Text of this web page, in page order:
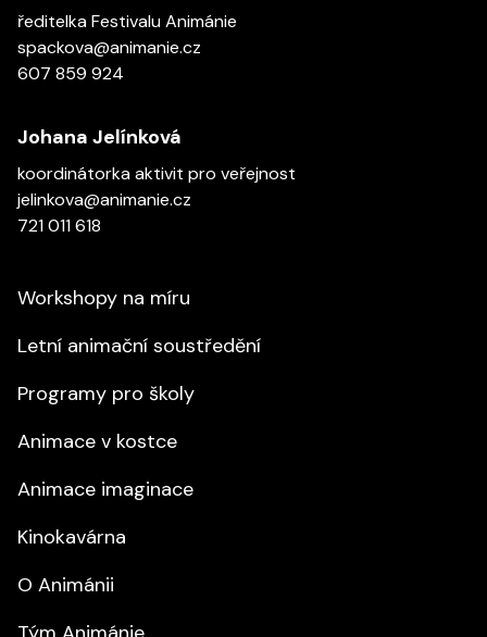
ředitelka Festivalu Animánie
spackova@animanie.cz
607 859 924
Johana Jelínková
koordinátorka aktivit pro veřejnost
jelinkova@animanie.cz
721 011 618
Workshopy na míru
Letní animační soustředění
Programy pro školy
Animace v kostce
Animace imaginace
Kinokavárna
O Animánii